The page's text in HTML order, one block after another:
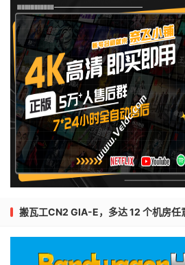
搬瓦工CN2 GIA-E，多达 12 个机房任